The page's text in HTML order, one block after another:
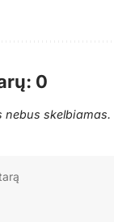
0
nebus skelbiamas.